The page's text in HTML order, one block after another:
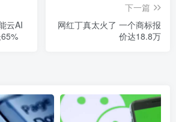
云AI
下一篇
网红丁真太火了 一个商标报
价达18.8万